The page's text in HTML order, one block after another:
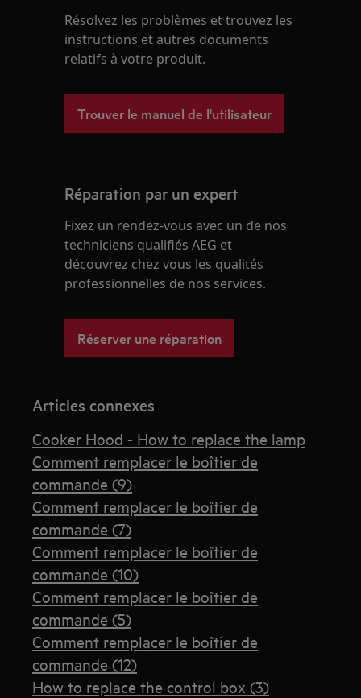
Résolvez les problèmes et trouvez les
instructions et autres documents
relatifs à votre produit.
Trouver le manuel de l'utilisateur
Réparation par un expert
Fixez un rendez-vous avec un de nos
techniciens qualifiés AEG et
découvrez chez vous les qualités
professionnelles de nos services.
Réserver une réparation
Articles connexes
Cooker Hood - How to replace the lamp
Comment remplacer le boîtier de
commande (9)
Comment remplacer le boîtier de
commande (7)
Comment remplacer le boîtier de
commande (10)
Comment remplacer le boîtier de
commande (5)
Comment remplacer le boîtier de
commande (12)
How to replace the control box (3)